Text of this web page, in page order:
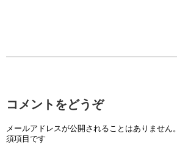
コメントをどうぞ
メールアドレスが公開されることはありません。
須項目です